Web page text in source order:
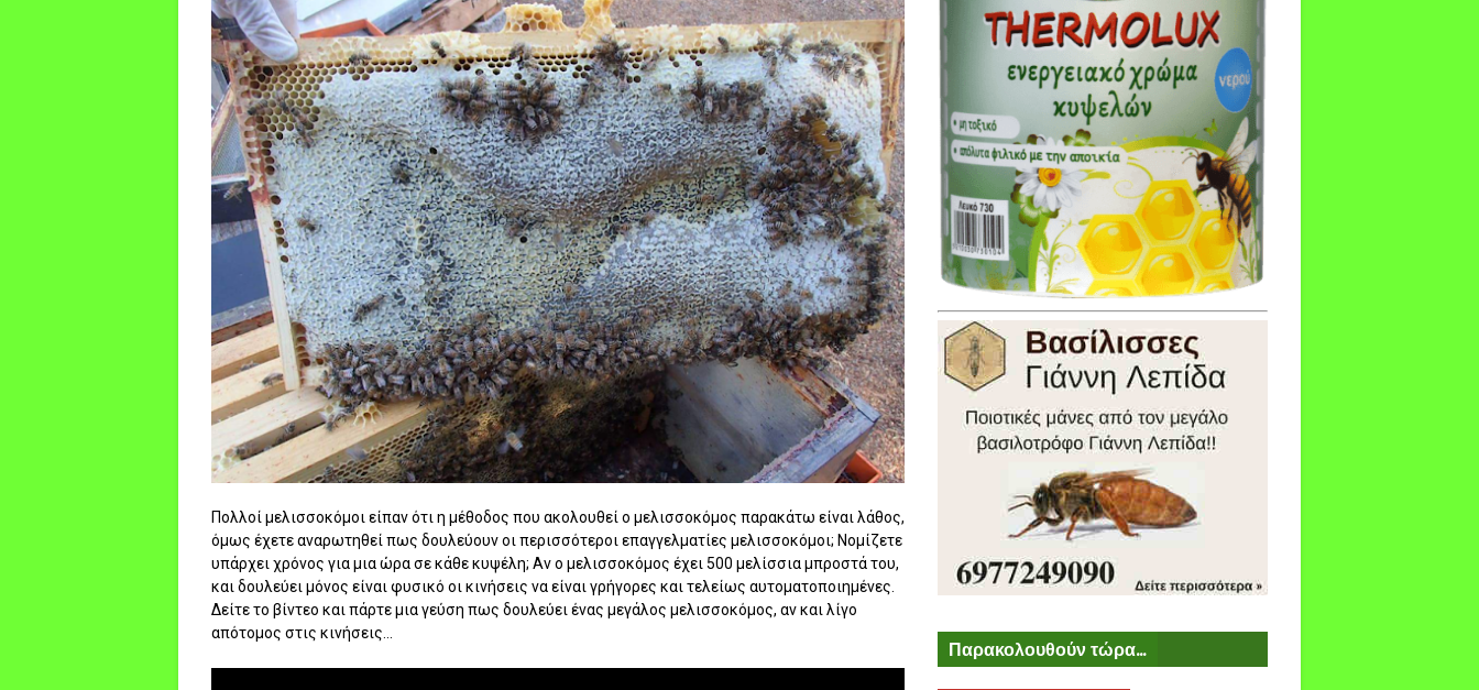
Πολλοί μελισσοκόμοι είπαν ότι η μέθοδος που ακολουθεί ο μελισσοκόμος παρακάτω είναι λάθος,
όμως έχετε αναρωτηθεί πως δουλεύουν οι περισσότεροι επαγγελματίες μελισσοκόμοι; Νομίζετε
υπάρχει χρόνος για μια ώρα σε κάθε κυψέλη; Αν ο μελισσοκόμος έχει 500 μελίσσια μπροστά του,
και δουλεύει μόνος είναι φυσικό οι κινήσεις να είναι γρήγορες και τελείως αυτοματοποιημένες.
Δείτε το βίντεο και πάρτε μια γεύση πως δουλεύει ένας μεγάλος μελισσοκόμος, αν και λίγο
απότομος στις κινήσεις...
Παρακολουθούν τώρα...